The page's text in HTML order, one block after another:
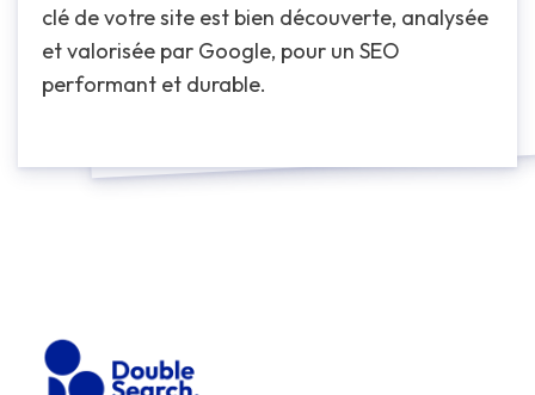
clé de votre site est bien découverte, analysée
et valorisée par Google, pour un SEO
performant et durable.